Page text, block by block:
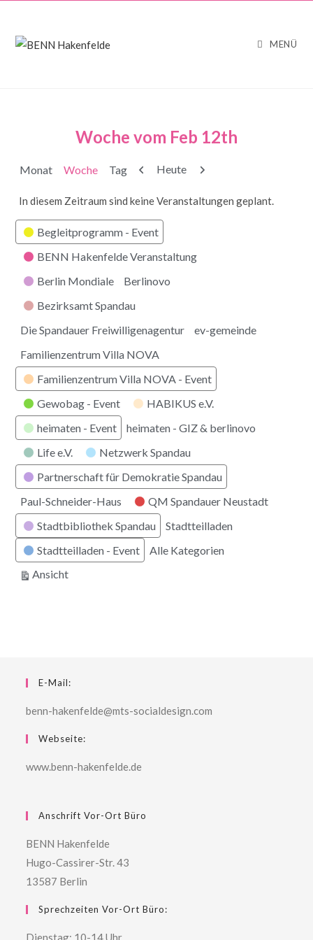
MENÜ
Woche vom Feb 12th
Monat Woche Tag Zurück
Heute Weiter
In diesem Zeitraum sind keine Veranstaltungen geplant.
Kategorien
Begleitprogramm - Event
BENN Hakenfelde Veranstaltung
Berlin Mondiale
Berlinovo
Bezirksamt Spandau
Die Spandauer Freiwilligenagentur
ev-gemeinde
Familienzentrum Villa NOVA
Familienzentrum Villa NOVA - Event
Gewobag - Event
HABIKUS e.V.
heimaten - Event
heimaten - GIZ & berlinovo
Life e.V.
Netzwerk Spandau
Partnerschaft für Demokratie Spandau
Paul-Schneider-Haus
QM Spandauer Neustadt
Stadtbibliothek Spandau
Stadtteilladen
Stadtteilladen - Event
Alle Kategorien
Ansichtausdrucken
E-Mail:
benn-hakenfelde@mts-socialdesign.com
Webseite:
www.benn-hakenfelde.de
Anschrift Vor-Ort Büro
BENN Hakenfelde
Hugo-Cassirer-Str. 43
13587 Berlin
Sprechzeiten Vor-Ort Büro:
Dienstag: 10-14 Uhr